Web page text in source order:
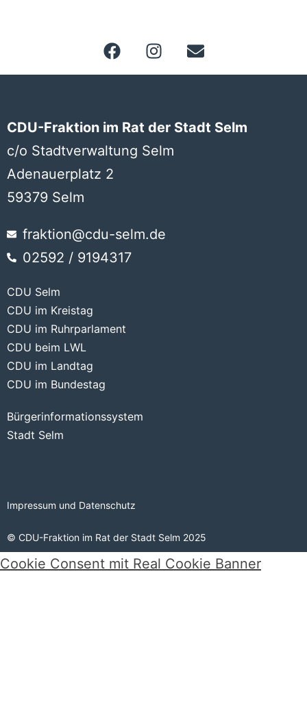
CDU-Fraktion im Rat der Stadt Selm
c/o Stadtverwaltung Selm
Adenauerplatz 2
59379 Selm
fraktion@cdu-selm.de
02592 / 9194317
CDU Selm
CDU im Kreistag
CDU im Ruhrparlament
CDU beim LWL
CDU im Landtag
CDU im Bundestag
Bürgerinformationssystem
Stadt Selm
Impressum und Datenschutz
© CDU-Fraktion im Rat der Stadt Selm 2025
Cookie Consent mit Real Cookie Banner